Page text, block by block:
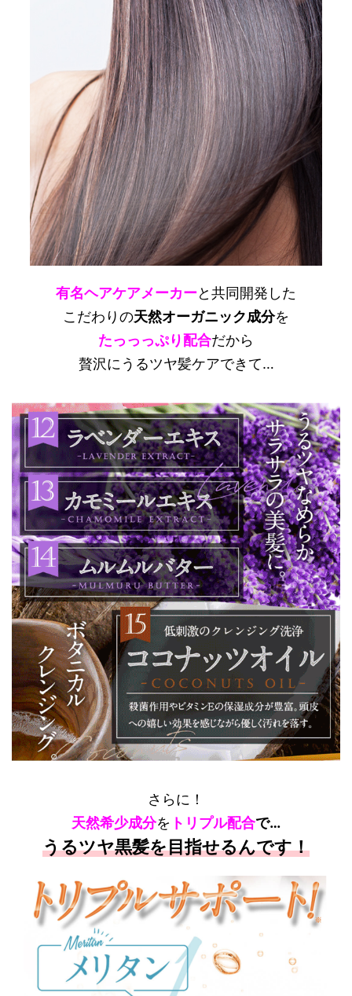
有名ヘアケアメーカーと共同開発した
こだわりの天然オーガニック成分を
たっっっぷり配合だから
贅沢にうるツヤ髪ケアできて…
さらに！
天然希少成分を トリプル配合で…
うるツヤ黒髪を目指せるんです！